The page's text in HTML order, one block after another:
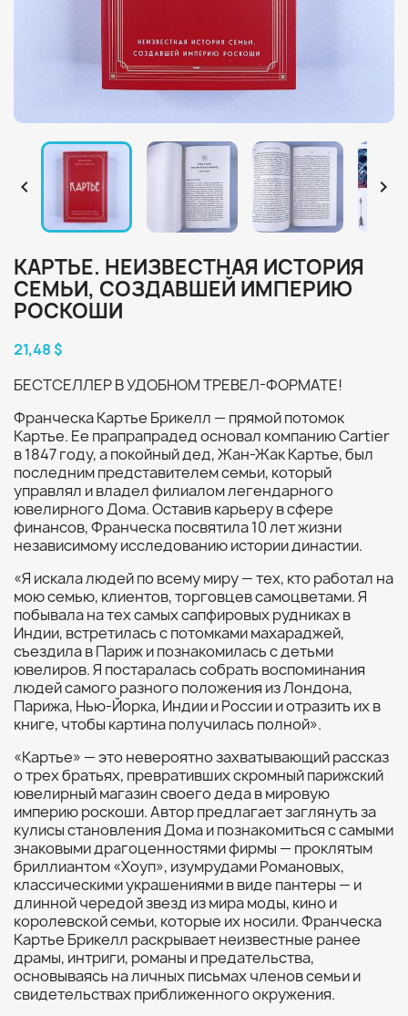
 
КАРТЬЕ. НЕИЗВЕСТНАЯ ИСТОРИЯ
СЕМЬИ, СОЗДАВШЕЙ ИМПЕРИЮ
РОСКОШИ
21,48 $
БЕСТСЕЛЛЕР В УДОБНОМ ТРЕВЕЛ-ФОРМАТЕ!
Франческа Картье Брикелл — прямой потомок
Картье. Ее прапрапрадед основал компанию Cartier
в 1847 году, а покойный дед, Жан-Жак Картье, был
последним представителем семьи, который
управлял и владел филиалом легендарного
ювелирного Дома. Оставив карьеру в сфере
финансов, Франческа посвятила 10 лет жизни
независимому исследованию истории династии.
«Я искала людей по всему миру — тех, кто работал на
мою семью, клиентов, торговцев самоцветами. Я
побывала на тех самых сапфировых рудниках в
Индии, встретилась с потомками махараджей,
съездила в Париж и познакомилась с детьми
ювелиров. Я постаралась собрать воспоминания
людей самого разного положения из Лондона,
Парижа, Нью-Йорка, Индии и России и отразить их в
книге, чтобы картина получилась полной».
«Картье» — это невероятно захватывающий рассказ
о трех братьях, превративших скромный парижский
ювелирный магазин своего деда в мировую
империю роскоши. Автор предлагает заглянуть за
кулисы становления Дома и познакомиться с самыми
знаковыми драгоценностями фирмы — проклятым
бриллиантом «Хоуп», изумрудами Романовых,
классическими украшениями в виде пантеры — и
длинной чередой звезд из мира моды, кино и
королевской семьи, которые их носили. Франческа
Картье Брикелл раскрывает неизвестные ранее
драмы, интриги, романы и предательства,
основываясь на личных письмах членов семьи и
свидетельствах приближенного окружения.